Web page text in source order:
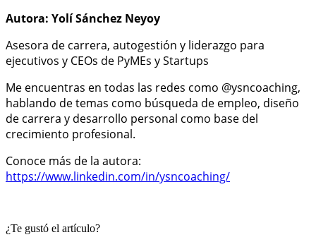
Autora: Yolí Sánchez Neyoy
Asesora de carrera, autogestión y liderazgo para
ejecutivos y CEOs de PyMEs y Startups
Me encuentras en todas las redes como @ysncoaching,
hablando de temas como búsqueda de empleo, diseño
de carrera y desarrollo personal como base del
crecimiento profesional.
Conoce más de la autora:
https://www.linkedin.com/in/ysncoaching/
¿Te gustó el artículo?